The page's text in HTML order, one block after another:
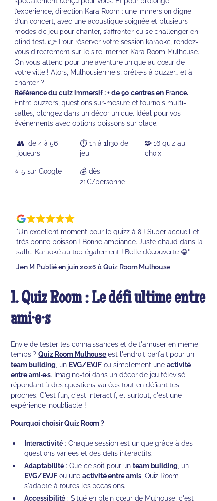
l’expérience, direction Kara Room : une immersion digne
d’un concert, avec une acoustique soignée et plusieurs
modes de jeu pour chanter, s’affronter ou se challenger en
blind test. 👉 Pour réserver votre session karaoké, rendez-
vous directement sur le site internet Kara Room Mulhouse.
On vous attend pour une aventure unique au cœur de
votre ville ! Alors, Mulhousien·ne·s, prêt·e·s à buzzer… et à
chanter ?
Référence du quiz immersif : + de 90 centres en France.
Entre buzzers, questions sur-mesure et tournois multi-
salles, plongez dans un décor unique. Idéal pour vos
événements avec options boissons sur place.
👥 de 4 à 56
joueurs
⏱️ 1h à 1h30 de
jeu
🧩 16 quiz au
choix
⭐️ 5 sur Google
💰 dès
21€/personne
"Un excellent moment pour le quizz à 8 ! Super accueil et
très bonne boisson ! Bonne ambiance. Juste chaud dans la
salle. Karaoké au top également ! Belle découverte 😁"
Jen M Publié en juin 2026 à Quiz Room Mulhouse
1. Quiz Room : Le défi ultime entre
ami·e·s
Envie de tester tes connaissances et de t'amuser en même
temps ?Quiz Room Mulhouse est l'endroit parfait pour un
team building , un EVG/EVJF ou simplement uneactivité
entre ami·e·s. Imagine-toi dans un décor de jeu télévisé,
répondant à des questions variées tout en défiant tes
proches. C'est fun, c'est interactif, et surtout, c'est une
expérience inoubliable !
Pourquoi choisir Quiz Room ?
Interactivité : Chaque session est unique grâce à des
questions variées et des défis interactifs.
Adaptabilité : Que ce soit pour unteam building , un
EVG/EVJF ou uneactivité entre amis , Quiz Room
s'adapte à toutes les occasions.
Accessibilité : Situé en plein cœur de Mulhouse, c'est